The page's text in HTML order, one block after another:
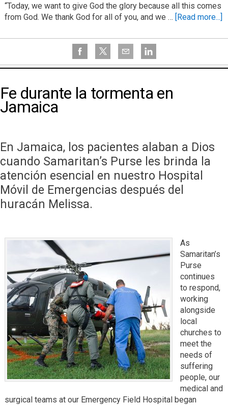
“Today, we want to give God the glory because all this comes
from God. We thank God for all of you, and we … [Read more...]
Fe durante la tormenta en
Jamaica
En Jamaica, los pacientes alaban a Dios
cuando Samaritan’s Purse les brinda la
atención esencial en nuestro Hospital
Móvil de Emergencias después del
huracán Melissa.
As
Samaritan’s
Purse
continues
to respond,
working
alongside
local
churches to
meet the
needs of
suffering
people, our
medical and
surgical teams at our Emergency Field Hospital began